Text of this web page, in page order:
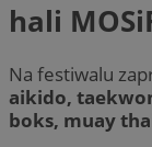
hali
Na festiwalu
aikido,
boks, muay